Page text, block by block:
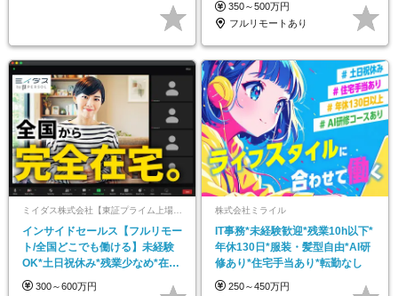
350～500万円
フルリモートあり
ミイダス株式会社【東証プライム上場パーソルグループ】
インサイドセールス【フルリモー
ト/全国どこでも働ける】未経験
OK*土日祝休み*残業少なめ*在宅
勤務手当あり
300～600万円
株式会社ミライル
IT事務*未経験歓迎*残業10h以下*
年休130日*服装・髪型自由*AI研
修あり*住宅手当あり*転勤なし
250～450万円